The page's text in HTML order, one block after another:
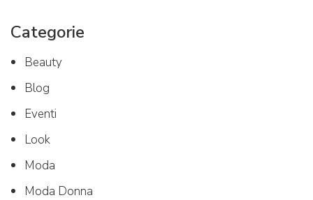
Categorie
Beauty
Blog
Eventi
Look
Moda
Moda Donna